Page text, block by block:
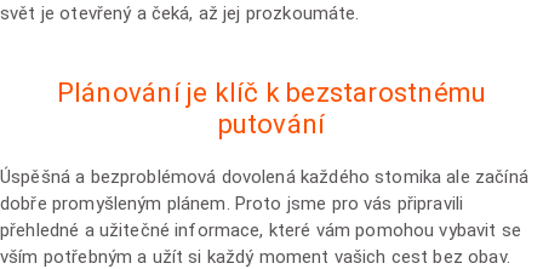
svět je otevřený a čeká, až jej prozkoumáte.
Plánování je klíč k bezstarostnému
putování
Úspěšná a bezproblémová dovolená každého stomika ale začíná
dobře promyšleným plánem. Proto jsme pro vás připravili
přehledné a užitečné informace, které vám pomohou vybavit se
vším potřebným a užít si každý moment vašich cest bez obav.